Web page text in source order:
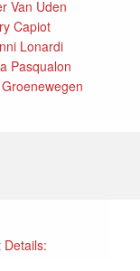
Van Uden
Capiot
Lonardi
Pasqualon
Details: